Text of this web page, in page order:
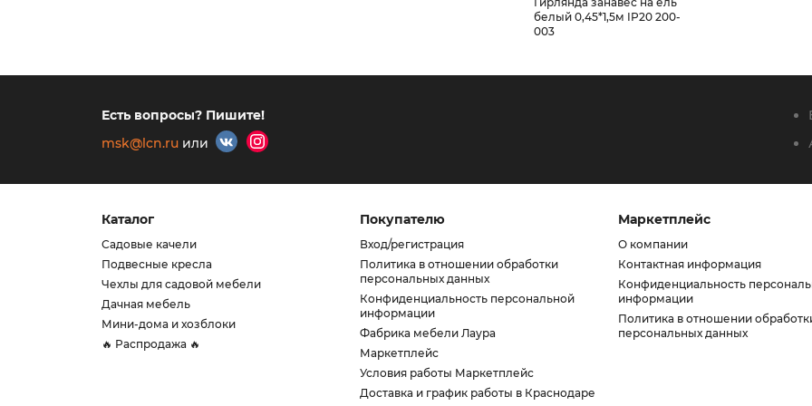
белый 0,45*1,5м IP20 200-
003
Есть вопросы? Пишите!
msk@lcn.ru или
Каталог
Садовые качели
Подвесные кресла
Чехлы для садовой мебели
Дачная мебель
Мини-дома и хозблоки
🔥 Распродажа 🔥
Покупателю
Вход/регистрация
Политика в отношении обработки
персональных данных
Конфиденциальность персональной
информации
Фабрика мебели Лаура
Маркетплейс
Условия работы Маркетплейс
Доставка и график работы в Краснодаре
Маркетплейс
О компании
Контактная информация
Конфиденциальность
информации
Политика в отношении
персональных данных